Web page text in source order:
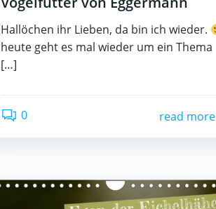
Hallöchen ihr Lieben, da bin ich wieder.
heute geht es mal wieder um ein Thema
[…]
0 read more